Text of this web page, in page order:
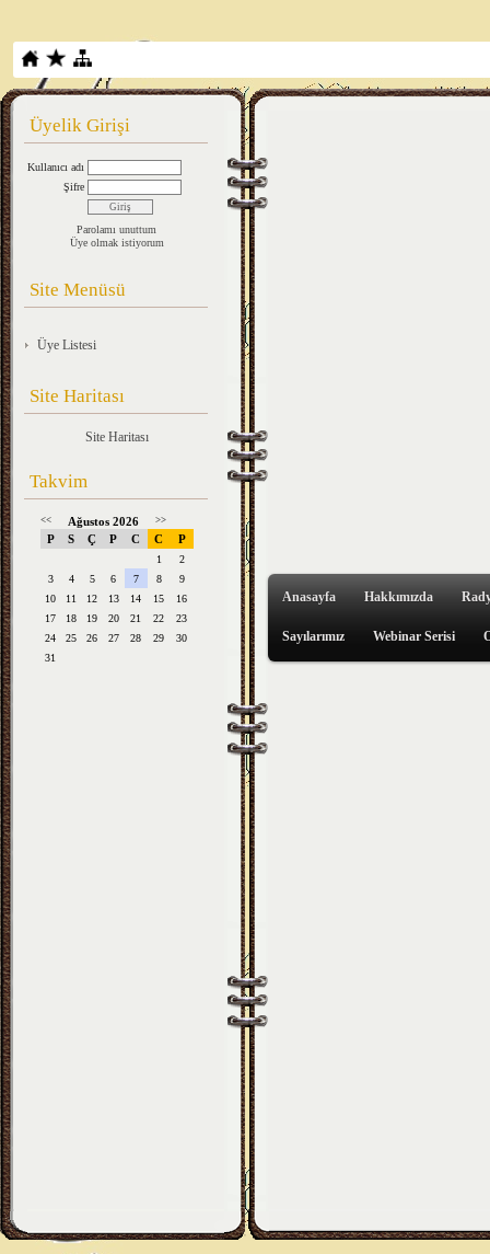
Üyelik Girişi
Kullanıcı adı
Şifre
Parolamı unuttum
Üye olmak istiyorum
Site Menüsü
Üye Listesi
Site Haritası
Site Haritası
Takvim
<< Ağustos 2026 >>
P S Ç P C C P
1
2
3
4 5 6 7 8
9
10
11 12 13 14 15
16
17
18 19 20 21 22
23
24
25 26 27 28 29
30
31
Anasayfa Hakkımızda
Sayılarımız Webinar Serisi